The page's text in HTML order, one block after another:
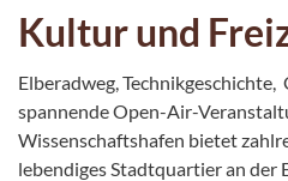
Kultur und
Elberadweg, Technikgeschichte,
spannende Open-Air-
Wissenschaftshafen bietet
lebendiges Stadtquartier an der